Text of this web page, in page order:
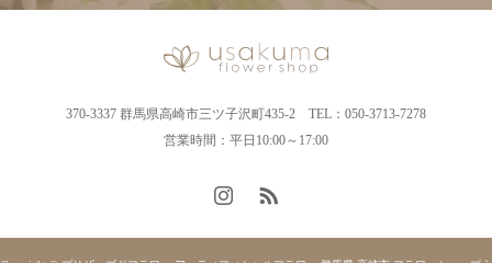
370-3337 群馬県高崎市三ツ子沢町435-2 TEL：050-3713-7278
営業時間：平日10:00～17:00